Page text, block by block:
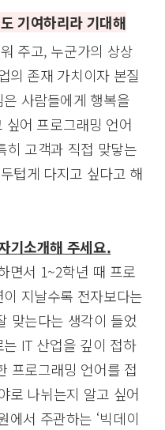
기여하리라 기대해
주고, 누군가의 상상
의 존재 가치이자 본질
사람들에게 행복을
어 프로그래밍 언어
히 고객과 직접 맞닿는
텁게 다지고 싶다고 해
기소개해 주세요.
면서 1~2학년 때 프로
지날수록 전자보다는
맞는다는 생각이 들었
IT 산업을 깊이 접하
프로그래밍 언어를 접
로 나뉘는지 알고 싶어
에서 주관하는 ‘빅데이